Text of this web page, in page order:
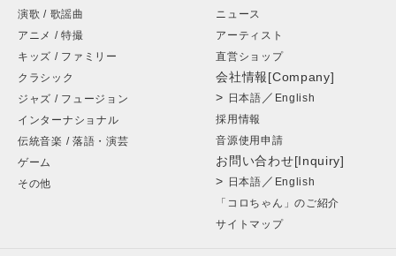
演歌 / 歌謡曲
アニメ / 特撮
キッズ / ファミリー
クラシック
ジャズ / フュージョン
インターナショナル
伝統音楽 / 落語・演芸
ゲーム
その他
ニュース
アーティスト
直営ショップ
会社情報[Company]
> 日本語 ／ English
採用情報
音源使用申請
お問い合わせ[Inquiry]
> 日本語 ／ English
「コロちゃん」のご紹介
サイトマップ